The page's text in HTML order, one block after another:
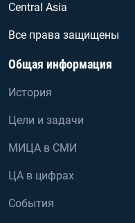
Central Asia
Все права защищены
Общая информация
История
Цели и задачи
МИЦА в СМИ
ЦА в цифрах
События